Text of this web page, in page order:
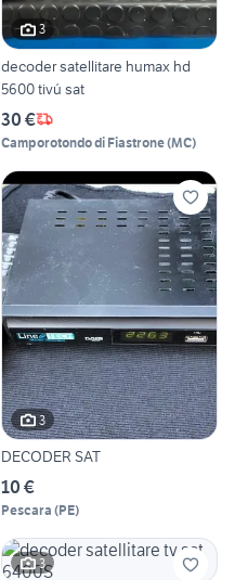
3
decoder satellitare humax hd
5600 tivú sat
30 €
Camporotondo di Fiastrone(MC)
3
DECODER SAT
10 €
Pescara (PE)
3